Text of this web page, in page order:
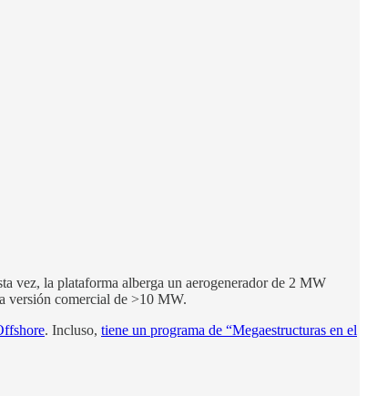
vez, la plataforma alberga un aerogenerador de 2 MW
versión comercial de >10 MW.
. Incluso, tiene un programa de “Megaestructuras en el